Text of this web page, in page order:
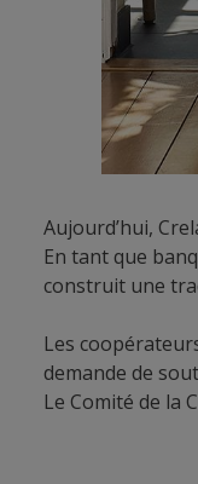
Aujourd’hui,
En tant que
construit une
Les
demande de
Le Comité de la